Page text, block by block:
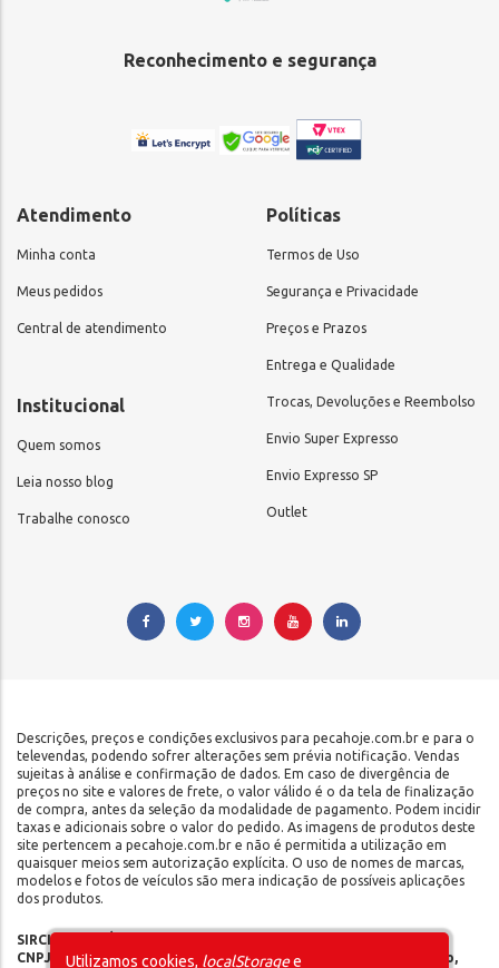
Reconhecimento e segurança
Atendimento
Minha conta
Meus pedidos
Central de atendimento
Institucional
Quem somos
Leia nosso blog
Trabalhe conosco
Políticas
Termos de Uso
Segurança e Privacidade
Preços e Prazos
Entrega e Qualidade
Trocas, Devoluções e Reembolso
Envio Super Expresso
Envio Expresso SP
Outlet
Descrições, preços e condições exclusivos para pecahoje.com.br e para o
televendas, podendo sofrer alterações sem prévia notificação. Vendas
sujeitas à análise e confirmação de dados. Em caso de divergência de
preços no site e valores de frete, o valor válido é o da tela de finalização
de compra, antes da seleção da modalidade de pagamento. Podem incidir
taxas e adicionais sobre o valor do pedido. As imagens de produtos deste
site pertencem a pecahoje.com.br e não é permitida a utilização em
quaisquer meios sem autorização explícita. O uso de nomes de marcas,
modelos e fotos de veículos são mera indicação de possíveis aplicações
dos produtos.
SIRCILLI COMÉRCIO DE COMPONENTES AUTOMOTIVOS LTDA |
CNPJ: 17.653.102/0001-09 | IE: 142.141.908.115 | Rua do Manifesto,
Utilizamos cookies, localStoragee